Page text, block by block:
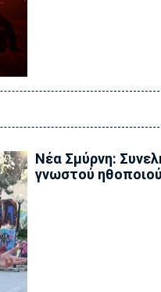
Νέα Σμύρνη:
γνωστού ηθοποιού